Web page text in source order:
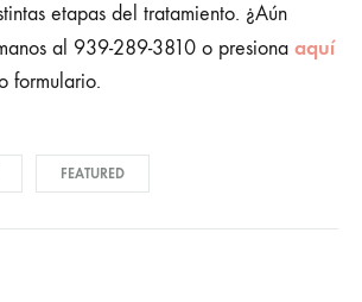
etapas del tratamiento. ¿Aún
al 939-289-3810 o presiona aquí
formulario.
FEATURED